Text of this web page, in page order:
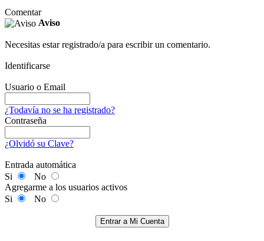
Comentar
Aviso
Necesitas estar registrado/a para escribir un comentario.
Identificarse
Usuario o Email
¿Todavía no se ha registrado?
Contraseña
¿Olvidó su Clave?
Entrada automática
Si
No
Agregarme a los usuarios activos
Si
No
Entrar a Mi Cuenta